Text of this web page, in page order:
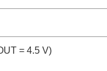
= 4.5 V)